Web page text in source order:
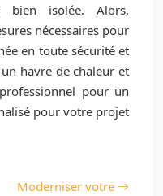
bien isolée. Alors,
nécessaires pour
en toute sécurité et
havre de chaleur et
pour un
pour votre projet
Moderniser votre